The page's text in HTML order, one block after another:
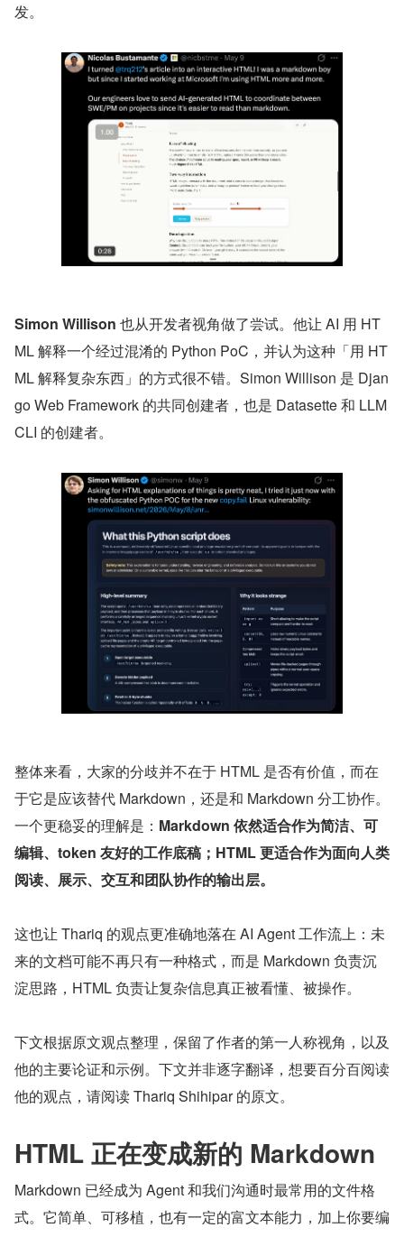
发。
Simon Willison 也从开发者视角做了尝试。他让 AI 用 HT
ML 解释一个经过混淆的 Python PoC，并认为这种「用 HT
ML 解释复杂东西」的方式很不错。Simon Willison 是 Djan
go Web Framework 的共同创建者，也是 Datasette 和 LLM
CLI 的创建者。
整体来看，大家的分歧并不在于 HTML 是否有价值，而在
于它是应该替代 Markdown，还是和 Markdown 分工协作。
一个更稳妥的理解是： Markdown 依然适合作为简洁、可
编辑、token 友好的工作底稿；HTML 更适合作为面向人类
阅读、展示、交互和团队协作的输出层。
这也让 Thariq 的观点更准确地落在 AI Agent 工作流上：未
来的文档可能不再只有一种格式，而是 Markdown 负责沉
淀思路，HTML 负责让复杂信息真正被看懂、被操作。
下文根据原文观点整理，保留了作者的第一人称视角，以及
他的主要论证和示例。下文并非逐字翻译，想要百分百阅读
他的观点，请阅读 Thariq Shihipar 的原文。
HTML 正在变成新的 Markdown
Markdown 已经成为 Agent 和我们沟通时最常用的文件格
式。它简单、可移植，也有一定的富文本能力，加上你要编